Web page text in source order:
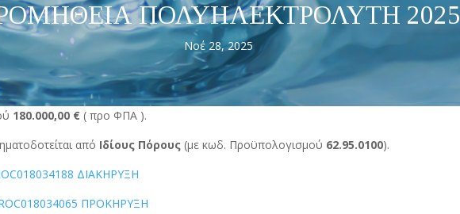
ΠΟΛΥΗΛΕΚΤΡΟΛΥΤΗ 2025
Νοέ 28, 2025
180.000,00 € ( προ ΦΠΑ ).
από Ιδίους Πόρους (με κωδ. Προϋπολογισμού 62.95.0100).
ΔΙΑΚΗΡΥΞΗ
ΠΡΟΚΗΡΥΞΗ